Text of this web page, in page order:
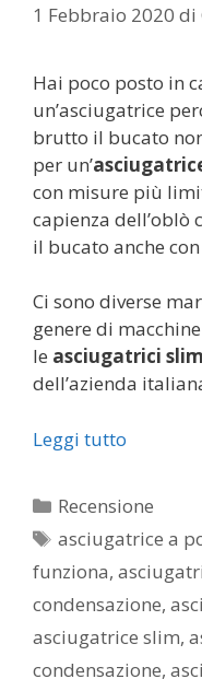
1 Febbraio 2020 di
Hai poco posto in
un’asciugatrice
brutto il bucato
per un’
con misure più
capienza dell’oblò
il bucato anche
Ci sono diverse
genere di
le asciugatrici
dell’azienda
Leggi tutto
Categorie
Recensione
Tag
asciugatrice a
funziona,
condensazione,
asciugatrice slim,
condensazione,